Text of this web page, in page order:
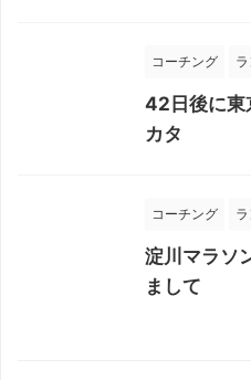
コーチング
42日後に東
カタ
コーチング
淀川マラソ
まして